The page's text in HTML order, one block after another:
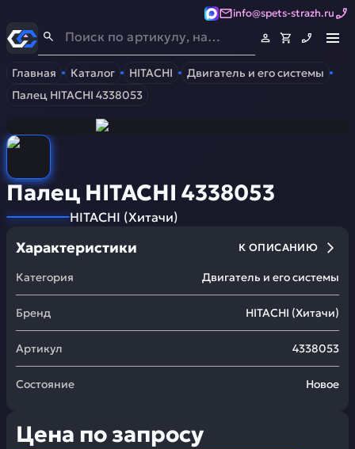
info@spets-strazh.ru
Спец-Страж- Запчасти для спецтехники
Главная Каталог HITACHI
Двигатель и его системы
Палец HITACHI 4338053
Палец HITACHI 4338053
HITACHI (Хитачи)
Характеристики К ОПИСАНИЮ
Категория Двигатель и его системы
Бренд HITACHI (Хитачи)
Артикул 4338053
Состояние Новое
Цена по запросу